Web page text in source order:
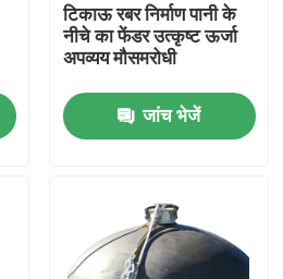
टिकाऊ रबर निर्माण पानी के
नीचे का फेंडर उत्कृष्ट ऊर्जा
अपव्यय मौसमरोधी
जांच भेजें